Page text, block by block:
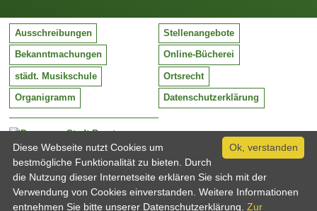
Stadt Barntrup
Mittelstraße 38
32683 Barntrup
Tel:
Email:
05263 / 409-0
info@barntrup.de
Ausschreibungen Stellenangebote
Bekanntmachungen Online-Bücherei
städt. Musikschule Ortsrecht
Organigramm Datenschutzerklärung
Ok, verstanden
Diese Webseite nutzt Cookies um
bestmögliche Funktionalität zu bieten. Durch
die Nutzung dieser Internetseite erklären Sie sich mit der
Verwendung von Cookies einverstanden. Weitere Informationen
entnehmen Sie bitte unserer Datenschutzerklärung. Zur